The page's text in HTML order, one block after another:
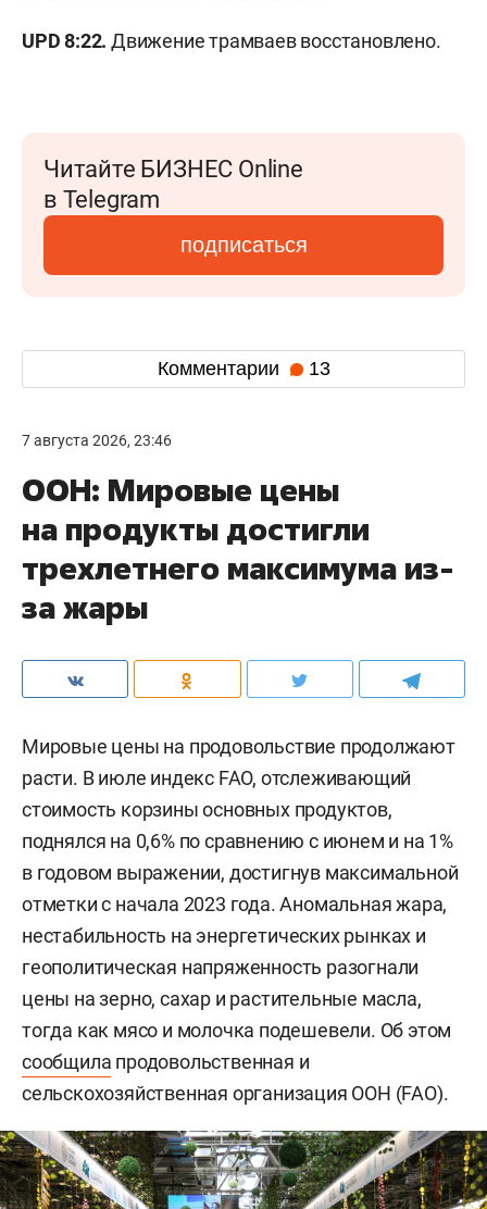
UPD 8:22. Движение трамваев восстановлено.
Читайте БИЗНЕС Online
в Telegram
подписаться
Комментарии 13
7 августа 2026, 23:46
ООН: Мировые цены
на продукты достигли
трехлетнего максимума из-
за жары
Мировые цены на продовольствие продолжают
расти. В июле индекс FAO, отслеживающий
стоимость корзины основных продуктов,
поднялся на 0,6% по сравнению с июнем и на 1%
в годовом выражении, достигнув максимальной
отметки с начала 2023 года. Аномальная жара,
нестабильность на энергетических рынках и
геополитическая напряженность разогнали
цены на зерно, сахар и растительные масла,
тогда как мясо и молочка подешевели. Об этом
сообщила продовольственная и
сельскохозяйственная организация ООН (FAO).